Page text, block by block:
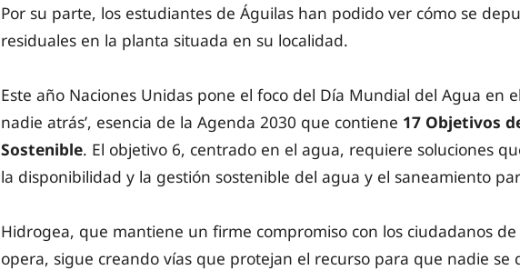
Por su parte, los estudiantes de Águilas han podido ver cómo se
residuales en la planta situada en su localidad.
Este año Naciones Unidas pone el foco del Día Mundial del Agua en
nadie atrás’, esencia de la Agenda 2030 que contiene 17 Objetivos
Sostenible. El objetivo 6, centrado en el agua, requiere soluciones
la disponibilidad y la gestión sostenible del agua y el saneamiento
Hidrogea, que mantiene un firme compromiso con los ciudadanos
opera, sigue creando vías que protejan el recurso para que nadie se